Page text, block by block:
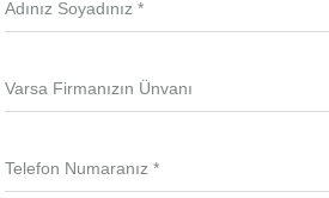
Adınız Soyadınız *
Varsa Firmanızın Ünvanı
Telefon Numaranız *